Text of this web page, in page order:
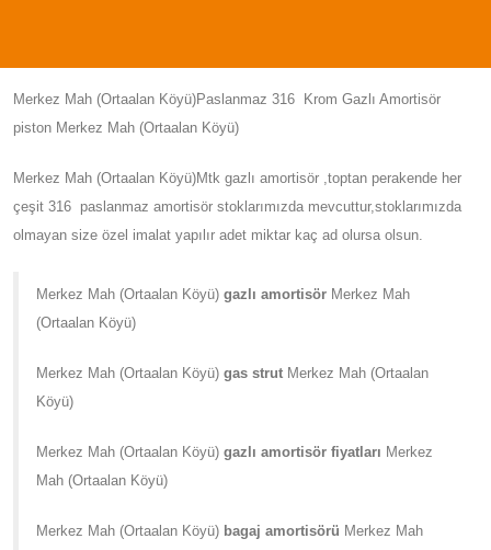
Merkez Mah (Ortaalan Köyü)Paslanmaz 316 Krom Gazlı Amortisör
piston Merkez Mah (Ortaalan Köyü)
Merkez Mah (Ortaalan Köyü)Mtk gazlı amortisör ,toptan perakende her
çeşit 316 paslanmaz amortisör stoklarımızda mevcuttur,stoklarımızda
olmayan size özel imalat yapılır adet miktar kaç ad olursa olsun.
Merkez Mah (Ortaalan Köyü) gazlı amortisör Merkez Mah
(Ortaalan Köyü)
Merkez Mah (Ortaalan Köyü) gas strut Merkez Mah (Ortaalan
Köyü)
Merkez Mah (Ortaalan Köyü) gazlı amortisör fiyatları Merkez
Mah (Ortaalan Köyü)
Merkez Mah (Ortaalan Köyü) bagaj amortisörü Merkez Mah